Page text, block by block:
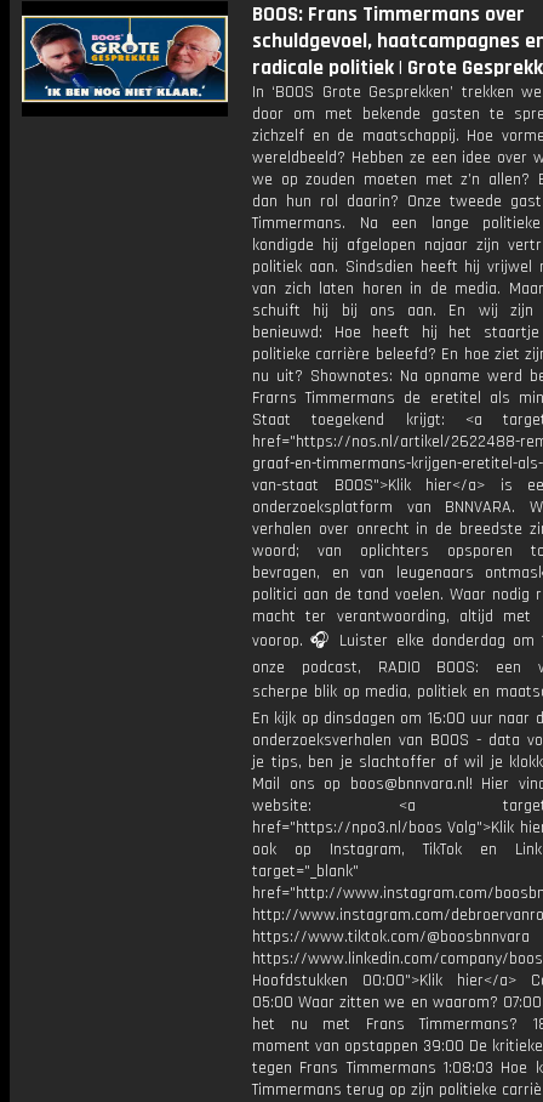
BOOS: Frans Timmermans over
schuldgevoel, haatcampagnes
radicale politiek | Grote
In ‘BOOS Grote Gesprekken’ trekken
door om met bekende gasten te
zichzelf en de maatschappij. Hoe
wereldbeeld? Hebben ze een idee over
we op zouden moeten met z’n allen?
dan hun rol daarin? Onze tweede
Timmermans. Na een lange
kondigde hij afgelopen najaar zijn
politiek aan. Sindsdien heeft hij vrijwel
van zich laten horen in de media.
schuift hij bij ons aan. En wij zijn
benieuwd: Hoe heeft hij het
politieke carrière beleefd? En hoe ziet
nu uit? Shownotes: Na opname werd
Frarns Timmermans de eretitel als
Staat toegekend krijgt: <a
href="https://nos.nl/artikel/2622488-
graaf-en-timmermans-krijgen-eretitel-
van-staat BOOS">Klik hier</a> is
onderzoeksplatform van BNNVARA.
verhalen over onrecht in de breedste
woord; van oplichters opsporen
bevragen, en van leugenaars
politici aan de tand voelen. Waar nodig
macht ter verantwoording, altijd met
voorop. 🎧 Luister elke donderdag om
onze podcast, RADIO BOOS: een
scherpe blik op media, politiek en
En kijk op dinsdagen om 16:00 uur naar
onderzoeksverhalen van BOOS - data
je tips, ben je slachtoffer of wil je
Mail ons op boos@bnnvara.nl! Hier
website: <a
href="https://npo3.nl/boos Volg">Klik
ook op Instagram, TikTok en
target="_blank"
href="http://www.instagram.com/
http://www.instagram.com/
https://www.tiktok.com/@boosbnnvara
https://www.linkedin.com/company/
Hoofdstukken 00:00">Klik hier</a>
05:00 Waar zitten we en waarom?
het nu met Frans Timmermans?
moment van opstappen 39:00 De
tegen Frans Timmermans 1:08:03 Hoe
Timmermans terug op zijn politieke